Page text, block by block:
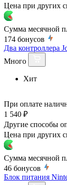
Цена при других
Сумма месячной
174 бонусов
Два контроллера
Много
Хит
При оплате
1 540 ₽
Другие способы
Цена при других
Сумма месячной
46 бонусов
Блок питания